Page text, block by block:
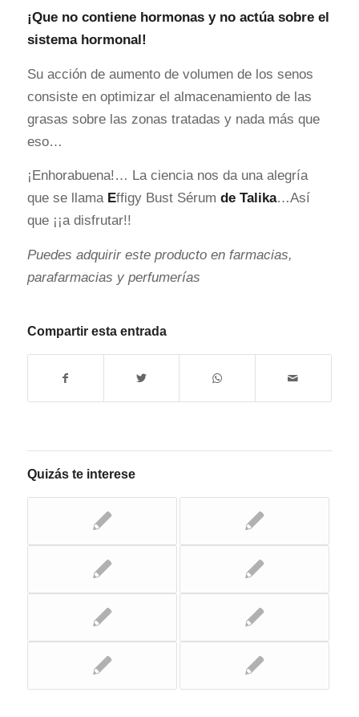
¡Que nocontiene hormonas y no actúa sobre el
sistema hormonal!
Su acción de aumento de volumen de los senos
consiste en optimizar el almacenamiento de las
grasas sobre las zonas tratadas y nada más que
eso…
¡Enhorabuena!… La ciencia nos da una alegría
que se llama Effigy Bust Sérum de Talika…Así
que ¡¡a disfrutar!!
Puedes adquirir este producto en farmacias,
parafarmacias y perfumerías
Compartir esta entrada
Quizás te interese